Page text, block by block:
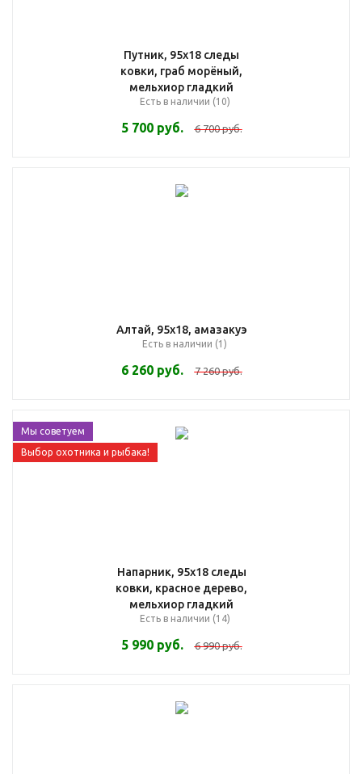
Путник, 95х18 следы
ковки, граб морёный,
мельхиор гладкий
Есть в наличии (10)
5 700руб. 6 700руб.
Алтай, 95х18, амазакуэ
Есть в наличии (1)
6 260руб. 7 260руб.
Мы советуем
Выбор охотника и рыбака!
Напарник, 95х18 следы
ковки, красное дерево,
мельхиор гладкий
Есть в наличии (14)
5 990руб. 6 990руб.